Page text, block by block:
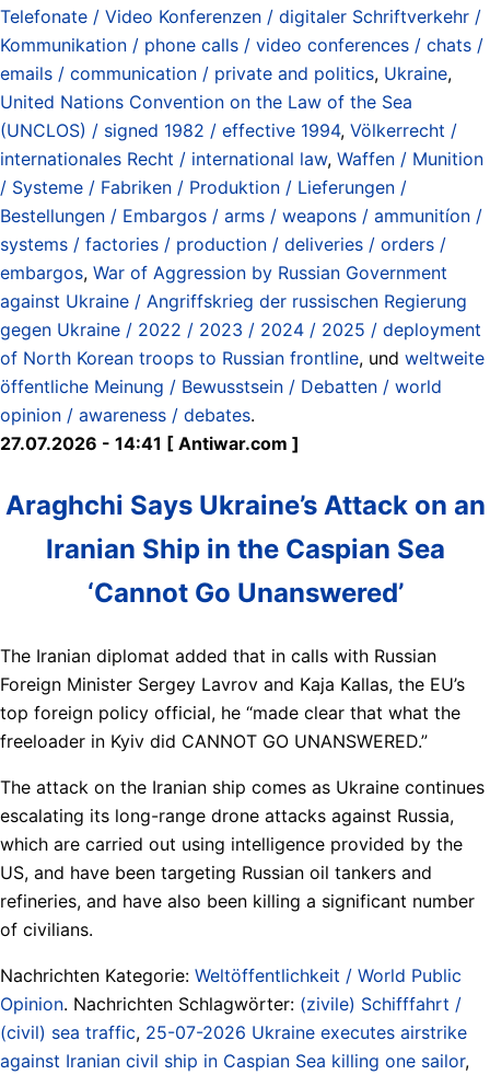
Telefonate / Video Konferenzen / digitaler Schriftverkehr /
Kommunikation / phone calls / video conferences / chats /
emails / communication / private and politics, Ukraine,
United Nations Convention on the Law of the Sea
(UNCLOS) / signed 1982 / effective 1994, Völkerrecht /
internationales Recht / international law, Waffen / Munition
/ Systeme / Fabriken / Produktion / Lieferungen /
Bestellungen / Embargos / arms / weapons / ammunitíon /
systems / factories / production / deliveries / orders /
embargos, War of Aggression by Russian Government
against Ukraine / Angriffskrieg der russischen Regierung
gegen Ukraine / 2022 / 2023 / 2024 / 2025 / deployment
of North Korean troops to Russian frontline, und weltweite
öffentliche Meinung / Bewusstsein / Debatten / world
opinion / awareness / debates.
27.07.2026 - 14:41 [ Antiwar.com ]
Araghchi Says Ukraine’s Attack on an
Iranian Ship in the Caspian Sea
‘Cannot Go Unanswered’
The Iranian diplomat added that in calls with Russian
Foreign Minister Sergey Lavrov and Kaja Kallas, the EU’s
top foreign policy official, he “made clear that what the
freeloader in Kyiv did CANNOT GO UNANSWERED.”
The attack on the Iranian ship comes as Ukraine continues
escalating its long-range drone attacks against Russia,
which are carried out using intelligence provided by the
US, and have been targeting Russian oil tankers and
refineries, and have also been killing a significant number
of civilians.
Nachrichten Kategorie: Weltöffentlichkeit / World Public
Opinion. Nachrichten Schlagwörter: (zivile) Schifffahrt /
(civil) sea traffic, 25-07-2026 Ukraine executes airstrike
against Iranian civil ship in Caspian Sea killing one sailor,